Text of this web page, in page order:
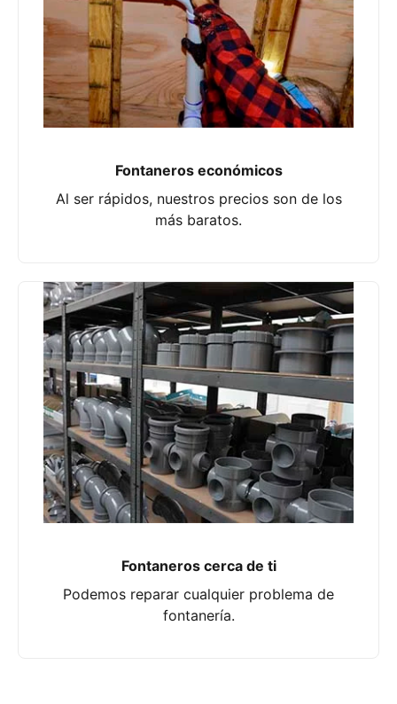
Fontaneros económicos
Al ser rápidos, nuestros precios son de los
más baratos.
Fontaneros cerca de ti
Podemos reparar cualquier problema de
fontanería.